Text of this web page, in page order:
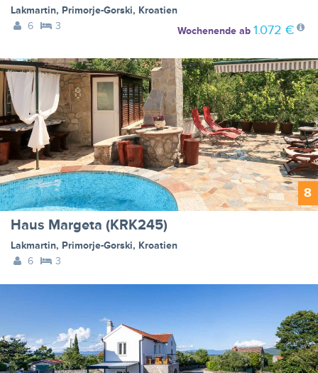
Lakmartin, Primorje-Gorski, Kroatien
6
3 Wochenendeab 1.072 €
8
Haus Margeta (KRK245)
Lakmartin, Primorje-Gorski, Kroatien
6
3